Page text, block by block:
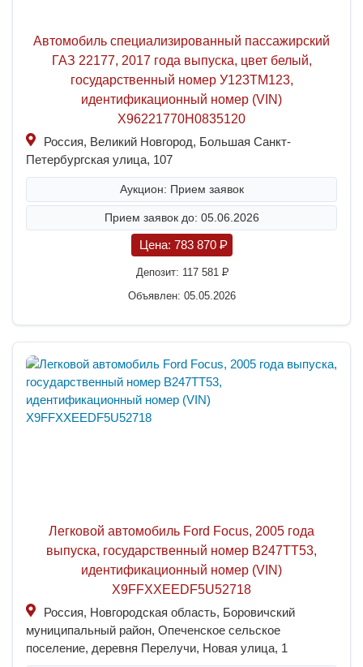
Автомобиль специализированный пассажирский
ГАЗ 22177, 2017 года выпуска, цвет белый,
государственный номер У123ТМ123,
идентификационный номер (VIN)
X96221770H0835120
Россия, Великий Новгород, Большая Санкт-
Петербургская улица, 107
Аукцион: Прием заявок
Прием заявок до: 05.06.2026
Цена: 783 870 P
Депозит: 117 581P
Объявлен: 05.05.2026
Легковой автомобиль Ford Focus, 2005 года
выпуска, государственный номер В247ТТ53,
идентификационный номер (VIN)
X9FFXXEEDF5U52718
Россия, Новгородская область, Боровичский
муниципальный район, Опеченское сельское
поселение, деревня Перелучи, Новая улица, 1